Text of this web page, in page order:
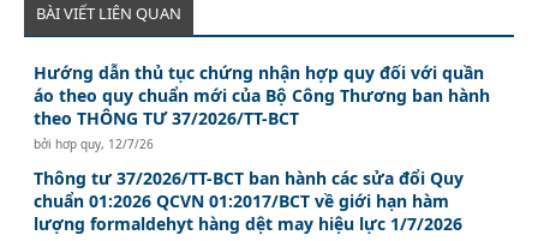
BÀI VIẾT LIÊN QUAN
Hướng dẫn thủ tục chứng nhận hợp quy đối với quần
áo theo quy chuẩn mới của Bộ Công Thương ban hành
theo THÔNG TƯ 37/2026/TT-BCT
bởihơp quy, 12/7/26
Thông tư 37/2026/TT-BCT ban hành các sửa đổi Quy
chuẩn 01:2026 QCVN 01:2017/BCT về giới hạn hàm
lượng formaldehyt hàng dệt may hiệu lực 1/7/2026